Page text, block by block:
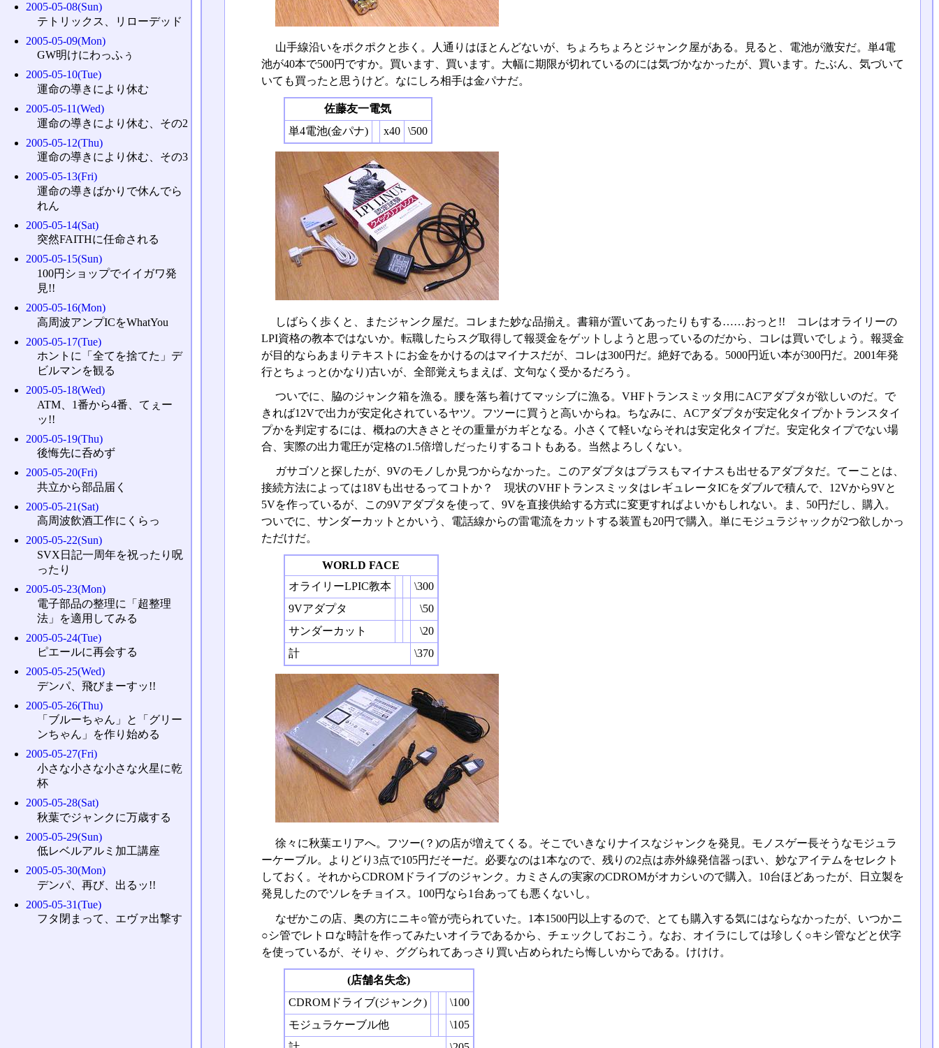
山手線沿いをポクポクと歩く。人通りはほとんどないが、ちょろちょろとジャンク屋がある。見ると、電池が激安だ。単4電
池が40本で500円ですか。買います、買います。大幅に期限が切れているのには気づかなかったが、買います。たぶん、気づいて
いても買ったと思うけど。なにしろ相手は金パナだ。
佐藤友一電気
単4電池(金パナ)
x40 \500
しばらく歩くと、またジャンク屋だ。コレまた妙な品揃え。書籍が置いてあったりもする……おっと!! コレはオライリーの
LPI資格の教本ではないか。転職したらスグ取得して報奨金をゲットしようと思っているのだから、コレは買いでしょう。報奨金
が目的ならあまりテキストにお金をかけるのはマイナスだが、コレは300円だ。絶好である。5000円近い本が300円だ。2001年発
行とちょっと(かなり)古いが、全部覚えちまえば、文句なく受かるだろう。
ついでに、脇のジャンク箱を漁る。腰を落ち着けてマッシブに漁る。VHFトランスミッタ用にACアダプタが欲しいのだ。で
きれば12Vで出力が安定化されているヤツ。フツーに買うと高いからね。ちなみに、ACアダプタが安定化タイプかトランスタイ
プかを判定するには、概ねの大きさとその重量がカギとなる。小さくて軽いならそれは安定化タイプだ。安定化タイプでない場
合、実際の出力電圧が定格の1.5倍増しだったりするコトもある。当然よろしくない。
ガサゴソと探したが、9Vのモノしか見つからなかった。このアダプタはプラスもマイナスも出せるアダプタだ。てーことは、
接続方法によっては18Vも出せるってコトか？ 現状のVHFトランスミッタはレギュレータICをダブルで積んで、12Vから9Vと
5Vを作っているが、この9Vアダプタを使って、9Vを直接供給する方式に変更すればよいかもしれない。ま、50円だし、購入。
ついでに、サンダーカットとかいう、電話線からの雷電流をカットする装置も20円で購入。単にモジュラジャックが2つ欲しかっ
ただけだ。
WORLD FACE
オライリーLPIC教本
\300
9Vアダプタ
\50
サンダーカット
\20
計
\370
徐々に秋葉エリアへ。フツー(？)の店が増えてくる。そこでいきなりナイスなジャンクを発見。モノスゲー長そうなモジュラ
ーケーブル。よりどり3点で105円だそーだ。必要なのは1本なので、残りの2点は赤外線発信器っぽい、妙なアイテムをセレクト
しておく。それからCDROMドライブのジャンク。カミさんの実家のCDROMがオカシいので購入。10台ほどあったが、日立製を
発見したのでソレをチョイス。100円なら1台あっても悪くないし。
なぜかこの店、奥の方にニキ○管が売られていた。1本1500円以上するので、とても購入する気にはならなかったが、いつかニ
○シ管でレトロな時計を作ってみたいオイラであるから、チェックしておこう。なお、オイラにしては珍しく○キシ管などと伏字
を使っているが、そりゃ、ググられてあっさり買い占められたら悔しいからである。けけけ。
(店舗名失念)
CDROMドライブ(ジャンク)
\100
モジュラケーブル他
\105
2005-05-08(Sun)
テトリックス、リローデッド
2005-05-09(Mon)
GW明けにわっふぅ
2005-05-10(Tue)
運命の導きにより休む
2005-05-11(Wed)
運命の導きにより休む、その2
2005-05-12(Thu)
運命の導きにより休む、その3
2005-05-13(Fri)
運命の導きばかりで休んでら
れん
2005-05-14(Sat)
突然FAITHに任命される
2005-05-15(Sun)
100円ショップでイイガワ発
見!!
2005-05-16(Mon)
高周波アンプICをWhatYou
2005-05-17(Tue)
ホントに「全てを捨てた」デ
ビルマンを観る
2005-05-18(Wed)
ATM、1番から4番、てぇー
ッ!!
2005-05-19(Thu)
後悔先に呑めず
2005-05-20(Fri)
共立から部品届く
2005-05-21(Sat)
高周波飲酒工作にくらっ
2005-05-22(Sun)
SVX日記一周年を祝ったり呪
ったり
2005-05-23(Mon)
電子部品の整理に「超整理
法」を適用してみる
2005-05-24(Tue)
ピエールに再会する
2005-05-25(Wed)
デンパ、飛びまーすッ!!
2005-05-26(Thu)
「ブルーちゃん」と「グリー
ンちゃん」を作り始める
2005-05-27(Fri)
小さな小さな小さな火星に乾
杯
2005-05-28(Sat)
秋葉でジャンクに万歳する
2005-05-29(Sun)
低レベルアルミ加工講座
2005-05-30(Mon)
デンパ、再び、出るッ!!
2005-05-31(Tue)
フタ閉まって、エヴァ出撃す